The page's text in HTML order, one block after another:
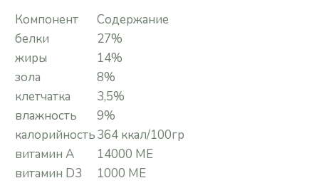
Компонент
Содержание
белки
27%
жиры
14%
зола
8%
клетчатка
3,5%
влажность
9%
калорийность364 ккал/100гр
витамин А
14000 МЕ
витамин D3
1000 МЕ